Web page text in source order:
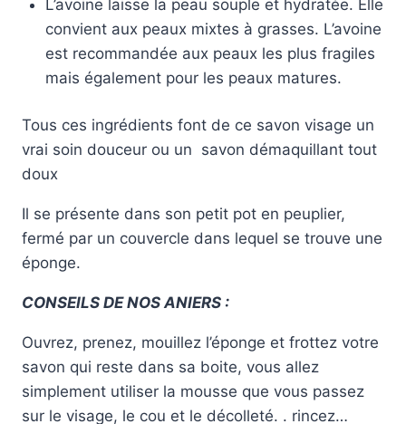
L’avoine laisse la peau souple et hydratée. Elle
convient aux peaux mixtes à grasses. L’avoine
est recommandée aux peaux les plus fragiles
mais également pour les peaux matures.
Tous ces ingrédients font de ce savon visage un
vrai soin douceur ou un savon démaquillant tout
doux
Il se présente dans son petit pot en peuplier,
fermé par un couvercle dans lequel se trouve une
éponge.
CONSEILS DE NOS ANIERS :
Ouvrez, prenez, mouillez l’éponge et frottez votre
savon qui reste dans sa boite, vous allez
simplement utiliser la mousse que vous passez
sur le visage, le cou et le décolleté. . rincez…